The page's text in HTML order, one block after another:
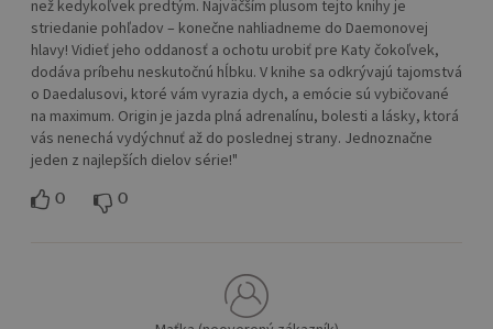
než kedykoľvek predtým. Najväčším plusom tejto knihy je
striedanie pohľadov – konečne nahliadneme do Daemonovej
hlavy! Vidieť jeho oddanosť a ochotu urobiť pre Katy čokoľvek,
dodáva príbehu neskutočnú hĺbku. V knihe sa odkrývajú tajomstvá
o Daedalusovi, ktoré vám vyrazia dych, a emócie sú vybičované
na maximum. Origin je jazda plná adrenalínu, bolesti a lásky, ktorá
vás nenechá vydýchnuť až do poslednej strany. Jednoznačne
jeden z najlepších dielov série!"
0 0